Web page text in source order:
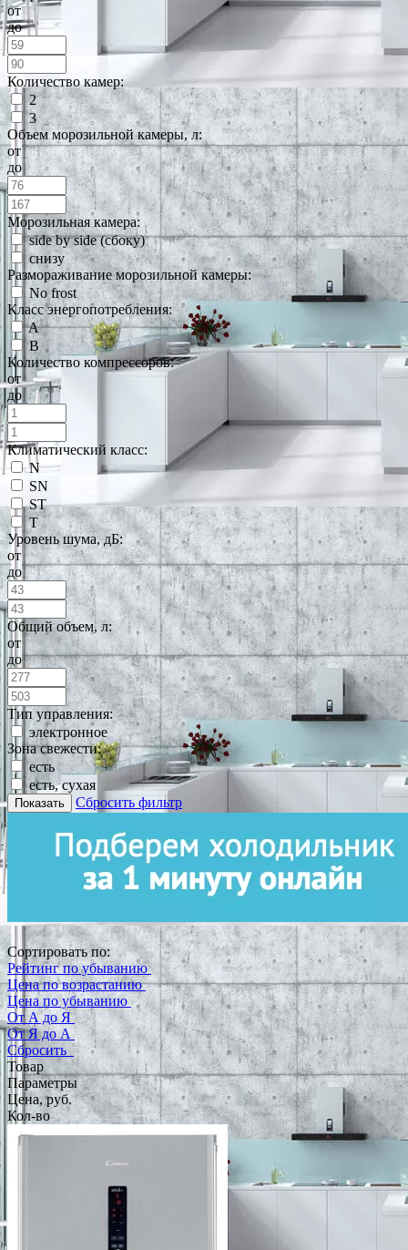
от
до
Количество камер:
2
3
Объем морозильной камеры, л:
от
до
Морозильная камера:
side by side (сбоку)
снизу
Размораживание морозильной камеры:
No frost
Класс энергопотребления:
A
B
Количество компрессоров:
от
до
Климатический класс:
N
SN
ST
T
Уровень шума, дБ:
от
до
Общий объем, л:
от
до
Тип управления:
электронное
Зона свежести:
есть
есть, сухая
Показать Сбросить фильтр
Сортировать по:
Рейтинг по убыванию
Цена по возрастанию
Цена по убыванию
От А до Я
От Я до А
Сбросить
Товар
Параметры
Цена, руб.
Кол-во